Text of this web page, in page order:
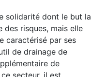
solidarité dont le but la
des risques, mais elle
caractérisé par ses
de drainage de
de
secteur, il est